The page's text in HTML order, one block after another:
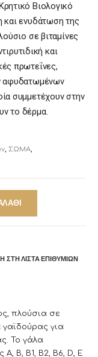
Βιολογικό
και ενυδάτωση της
σε βιταμίνες
και
πρωτεΐνες,
αφυδατωμένων
συμμετέχουν στην
το δέρμα.
, ΣΩΜΑ,
ΣΤΗ ΛΊΣΤΑ ΕΠΙΘΥΜΙΏΝ
πλούσια σε
γαϊδούρας για
Το γάλα
Α, Β, Β1, Β2, Β6, D, E